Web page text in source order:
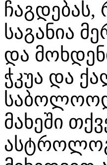
საგანია
და
ჭკუა და
საბოლოოდ
მახეში